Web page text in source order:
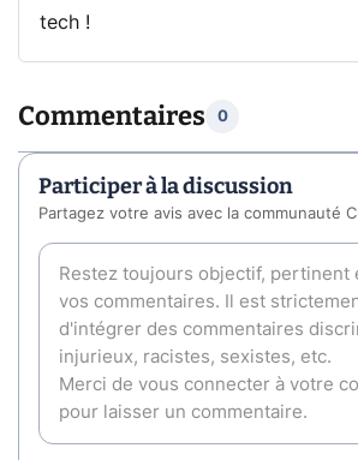
tech !
Commentaires 0
Participer à la discussion
Partagez votre avis avec la communauté